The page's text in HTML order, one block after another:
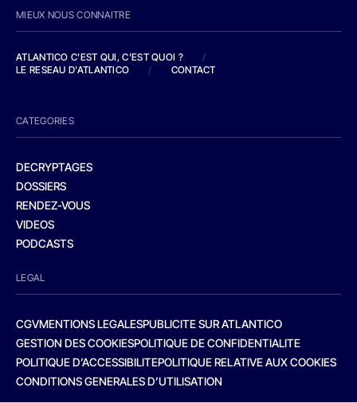
MIEUX NOUS CONNAITRE
ATLANTICO C'EST QUI, C'EST QUOI ?
/
LE RESEAU D'ATLANTICO
/ CONTACT
CATEGORIES
DECRYPTAGES
DOSSIERS
RENDEZ-VOUS
VIDEOS
PODCASTS
LEGAL
CGVMENTIONS LEGALESPUBLICITE SUR ATLANTICO
GESTION DES COOKIESPOLITIQUE DE CONFIDENTIALITE
POLITIQUE D’ACCESSIBILITEPOLITIQUE RELATIVE AUX COOKIES
CONDITIONS GENERALES D’UTILISATION